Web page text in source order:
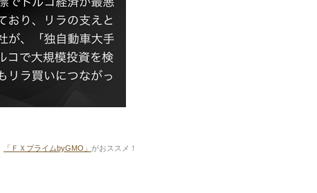
「ＦＸプライムbyGMO」 がおススメ！